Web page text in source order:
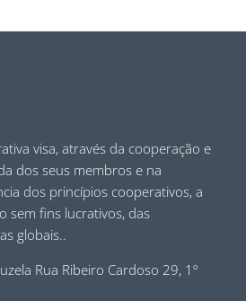
visa, através da cooperação e
dos seus membros e na
dos princípios cooperativos, a
sem fins lucrativos, das
globais..
Rua Ribeiro Cardoso 29, 1º